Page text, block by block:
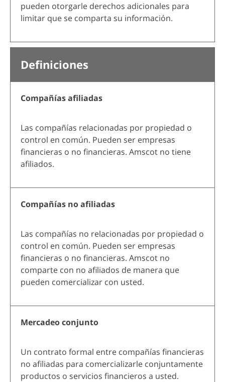
pueden otorgarle derechos adicionales para
limitar que se comparta su información.
Definiciones
Compañías afiliadas
Las compañías relacionadas por propiedad o
control en común. Pueden ser empresas
financieras o no financieras. Amscot no tiene
afiliados.
Compañías no afiliadas
Las compañías no relacionadas por propiedad o
control en común. Pueden ser empresas
financieras o no financieras. Amscot no
comparte con no afiliados de manera que
pueden comercializar con usted.
Mercadeo conjunto
Un contrato formal entre compañías financieras
no afiliadas para comercializarle conjuntamente
productos o servicios financieros a usted.